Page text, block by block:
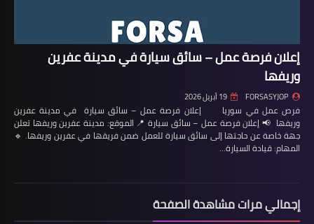
إعلان فرصة عمل – سائق سيارة في مدينة عفرين
وريفها
FORSASYJOP 19 أبريل 2026
فرص عمل في سوريا إعلان فرصة عمل – سائق سيارة في مدينة عفرين
وريفها 📢 إعلان فرصة عمل – سائق سيارة 📍 الموقع: مدينة عفرين وريفها تعلن
جهة خاصة عن حاجتها إلى سائق سيارة للعمل ضمن فريقها في عفرين وريفها. 🔹
المهام: قيادة السيارة…
إجمالي مرات مشاهدة الصفحة